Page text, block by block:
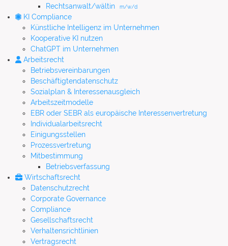
Rechtsanwalt/wältin m/w/d
KI Compliance
Künstliche Intelligenz im Unternehmen
Kooperative KI nutzen
ChatGPT im Unternehmen
Arbeitsrecht
Betriebsvereinbarungen
Beschäftigtendatenschutz
Sozialplan & Interessenausgleich
Arbeitszeitmodelle
EBR oder SEBR als europäische Interessenvertretung
Individualarbeitsrecht
Einigungsstellen
Prozessvertretung
Mitbestimmung
Betriebsverfassung
Wirtschaftsrecht
Datenschutzrecht
Corporate Governance
Compliance
Gesellschaftsrecht
Verhaltensrichtlinien
Vertragsrecht